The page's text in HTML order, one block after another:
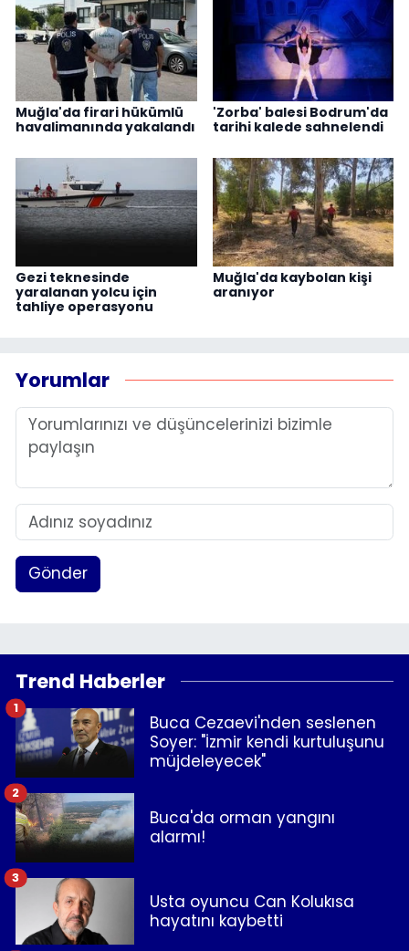
Muğla'da firari hükümlü
havalimanında yakalandı
'Zorba' balesi Bodrum'da
tarihi kalede sahnelendi
Gezi teknesinde
yaralanan yolcu için
tahliye operasyonu
Muğla'da kaybolan kişi
aranıyor
Yorumlar
Gönder
Trend Haberler
Buca Cezaevi'nden seslenen
Soyer: "İzmir kendi kurtuluşunu
müjdeleyecek"
1
Buca'da orman yangını
alarmı!
2
Usta oyuncu Can Kolukısa
hayatını kaybetti
3